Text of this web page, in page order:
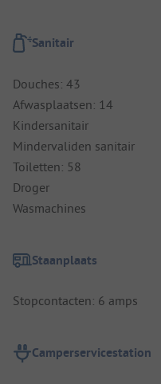
Sanitair
Douches: 43
Afwasplaatsen: 14
Kindersanitair
Mindervaliden sanitair
Toiletten: 58
Droger
Wasmachines
Staanplaats
Stopcontacten: 6 amps
Camperservicestation